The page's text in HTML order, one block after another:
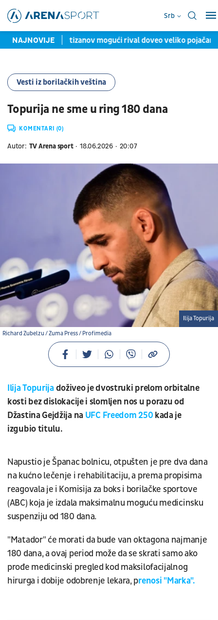
Srb
NAJNOVIJEPartizanov mogući rival doveo veliko pojačanje:
Vesti iz borilačkih veština
Topurija ne sme u ring 180 dana
KOMENTARI (0)
Autor: TV Arena sport 18.06.2026 20:07
Richard Zubelzu / Zuma Press / Profimedia
Ilija Topurija
Ilija Topurijadoživeo je dvostruki prelom orbitalne
kosti bez dislokacije i slomljen nos u porazu od
Džastina Gejdžija na UFC Freedom 250 kada je
izgubio titulu.
Napustio je Španac bolnicu, otpušten je pre dva dana
na kućno lečenje i rehabilitaciju, a prema propisima
reagovala je i Komisija za boks i borilačke sportove
(ABC) koja je izdala maksimalnu moguću medicinsku
suspenziju od 180 dana.
"Matador" će morati da bude van oktagona najmanje
180 dana, a ovaj period može da se skrati samo ako
prođe medicinski pregled kod maksilofacijalnog
hirurga i dobije odobrenje lekara, prenosi "Marka".